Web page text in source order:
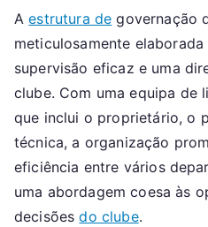
Governança
do
clube,
Equipa
Visão
geral
estrutural
Aestrutura de governação
meticulosamente
supervisão eficaz e uma
clube. Com uma equipa de
que inclui o proprietário, o
técnica, a organização
eficiência entre vários
uma abordagem coesa às
decisõesdo clube.